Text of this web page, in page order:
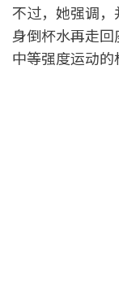
不过，她强调
身倒杯水再走
中等强度运动的